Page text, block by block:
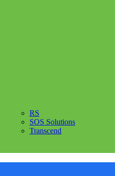
RS
SOS Solutions
Transcend